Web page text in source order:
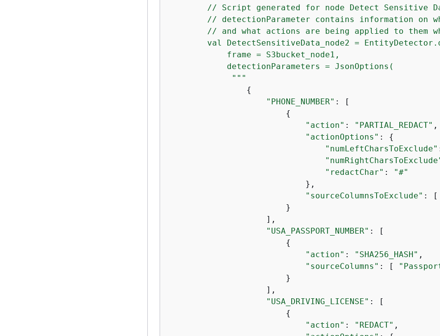
// Script generated for node Detect Sensitive
// detectionParameter contains information on
// and what actions are being applied to them
val DetectSensitiveData_node2 =
            frame = S3bucket_node1,
            detectionParameters = JsonOptions(
             "
""
{
"PHONE_NUMBER" : [
{
"action" : "PARTIAL_REDACT" ,
"actionOptions" : {
"numLeftCharsToExclude"
"redactChar" :
"#"
                            },
"sourceColumnsToExclude" : [
                        }
                    ],
"USA_PASSPORT_NUMBER" : [
{
"action" : "SHA256_HASH" ,
"sourceColumns" : [
                        }
                    ],
"USA_DRIVING_LICENSE" : [
{
"action" : "REDACT" ,